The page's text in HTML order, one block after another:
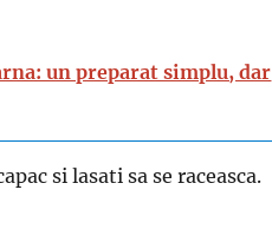
un preparat simplu, dar
si lasati sa se raceasca.